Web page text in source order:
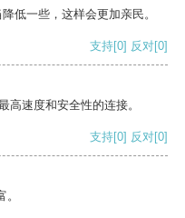
低一些，这样会更加亲民。
支持[0] 反对[0]
高速度和安全性的连接。
支持[0] 反对[0]